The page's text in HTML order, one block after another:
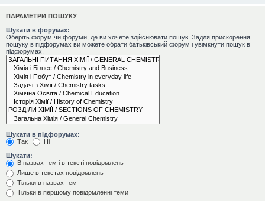
ПАРАМЕТРИ ПОШУКУ
Шукати в форумах:
Оберіть форум чи форуми, де ви хочете здійснювати пошук. Задля прискорення
пошуку в підфорумах ви можете обрати батьківський форум і увімкнути пошук в
підфорумах.
Шукати в підфорумах:
Так
Ні
Шукати:
В назвах тем і в тексті повідомлень
Лише в текстах повідомлень
Тільки в назвах тем
Тільки в першому повідомленні теми